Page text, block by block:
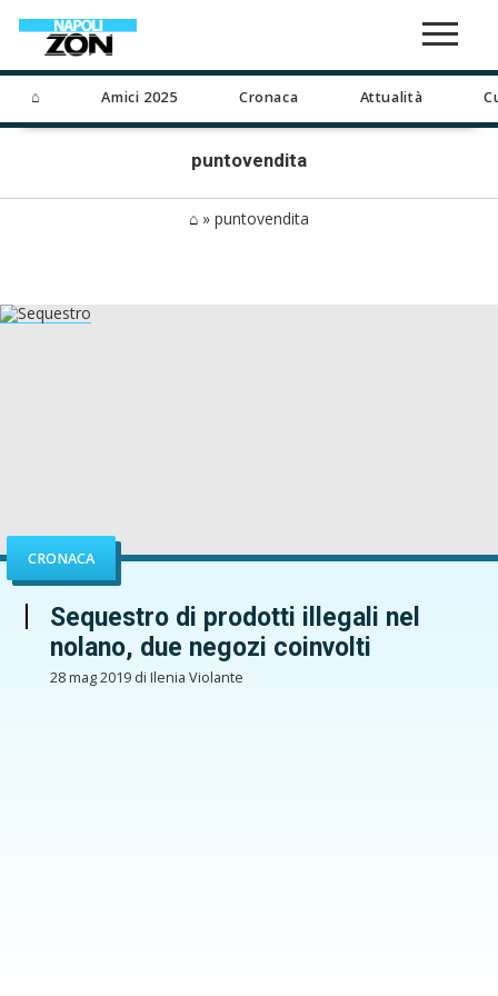
⌂ Amici 2025 Cronaca Attualità
puntovendita
⌂ » puntovendita
CRONACA
Sequestro di prodotti illegali nel
nolano, due negozi coinvolti
28 mag 2019 di Ilenia Violante